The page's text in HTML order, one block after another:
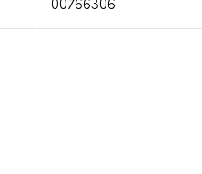
00766306